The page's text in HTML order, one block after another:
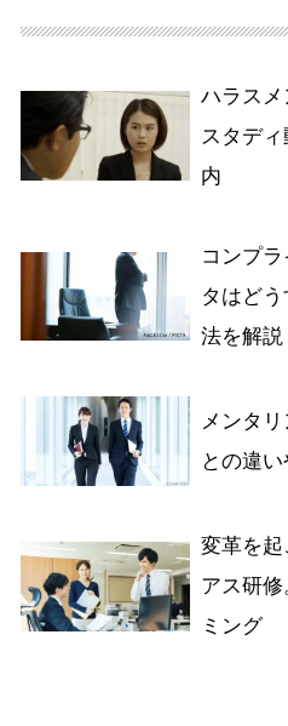
ハラスメ
スタデ
内
コンプ
タはど
法を解説
メンタ
との違
変革を起
アス研
ミング